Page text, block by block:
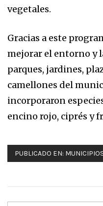
vegetales.
Gracias a este
mejorar el entorno y
parques, jardines,
camellones del
incorporaron
encino rojo, ciprés y
PUBLICADO EN: